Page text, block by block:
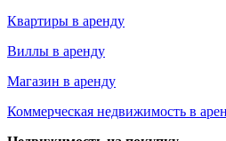
Квартиры в аренду
Виллы в аренду
Магазин в аренду
Коммерческая недвижимость в